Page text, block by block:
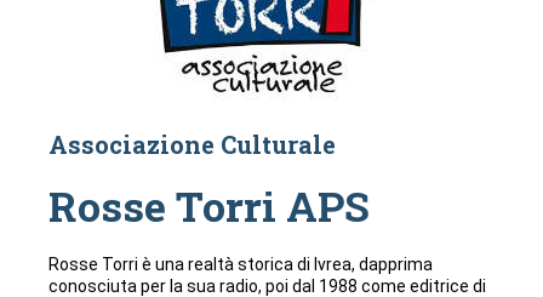
Associazione Culturale
Rosse Torri APS
Rosse Torri è una realtà storica di Ivrea, dapprima
conosciuta per la sua radio, poi dal 1988 come editrice di